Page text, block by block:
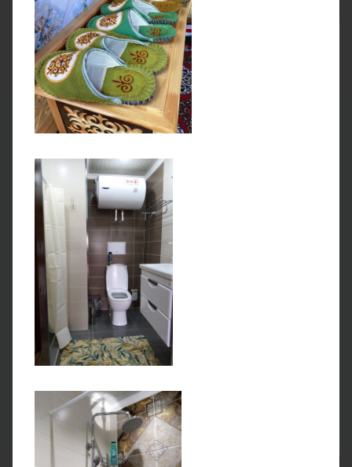
Стационарная палатка
2 ДЕНЬ
Прогулка к озеру Тулпар-Кёль
знакомство с кочевниками
Сегодня вы отправитесь к бирюзовому высокогорному
озеру Тулпар-Кёль,с цветущих берегов которого
открываются захватывающие виды на заснеженные
семитысячники. Озеро считается священным среди
местных жителей, поэтому купаться и ловить рыбу тут
нельзя, но можно приходить к нему за исцелением — как
физическим, так и духовным.
Затем заглянете в гости к настоящим кочевникам,
традициями, увидите национальные костюмы и
пофотографируетесь.